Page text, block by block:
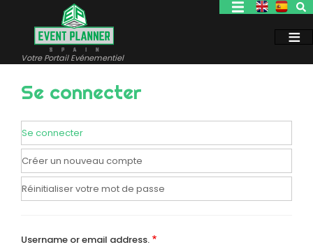
contenu
Votre Portail Evénementiel
Se connecter
Onglets
principaux
Se connecter
Créer un nouveau compte
Réinitialiser votre mot de passe
Username or email address.